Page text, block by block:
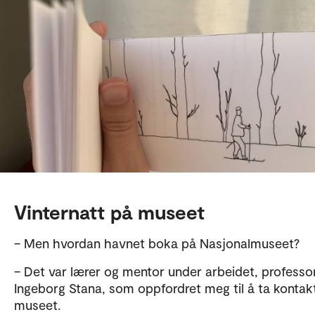
Vinternatt på museet
– Men hvordan havnet boka på Nasjonalmuseet?
– Det var lærer og mentor under arbeidet,
Ingeborg Stana, som oppfordret meg til å ta
museet.